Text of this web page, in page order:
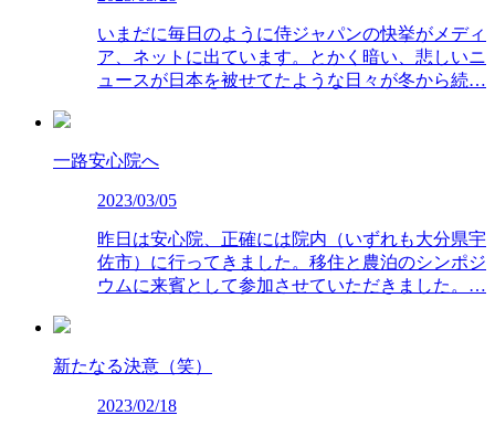
いまだに毎日のように侍ジャパンの快挙がメディ
ア、ネットに出ています。とかく暗い、悲しいニ
ュースが日本を被せてたような日々が冬から続…
一路安心院へ
2023/03/05
昨日は安心院、正確には院内（いずれも大分県宇
佐市）に行ってきました。移住と農泊のシンポジ
ウムに来賓として参加させていただきました。…
新たなる決意（笑）
2023/02/18